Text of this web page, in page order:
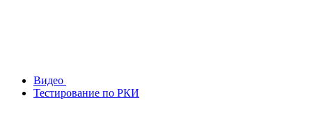
Видео
Тестирование по РКИ